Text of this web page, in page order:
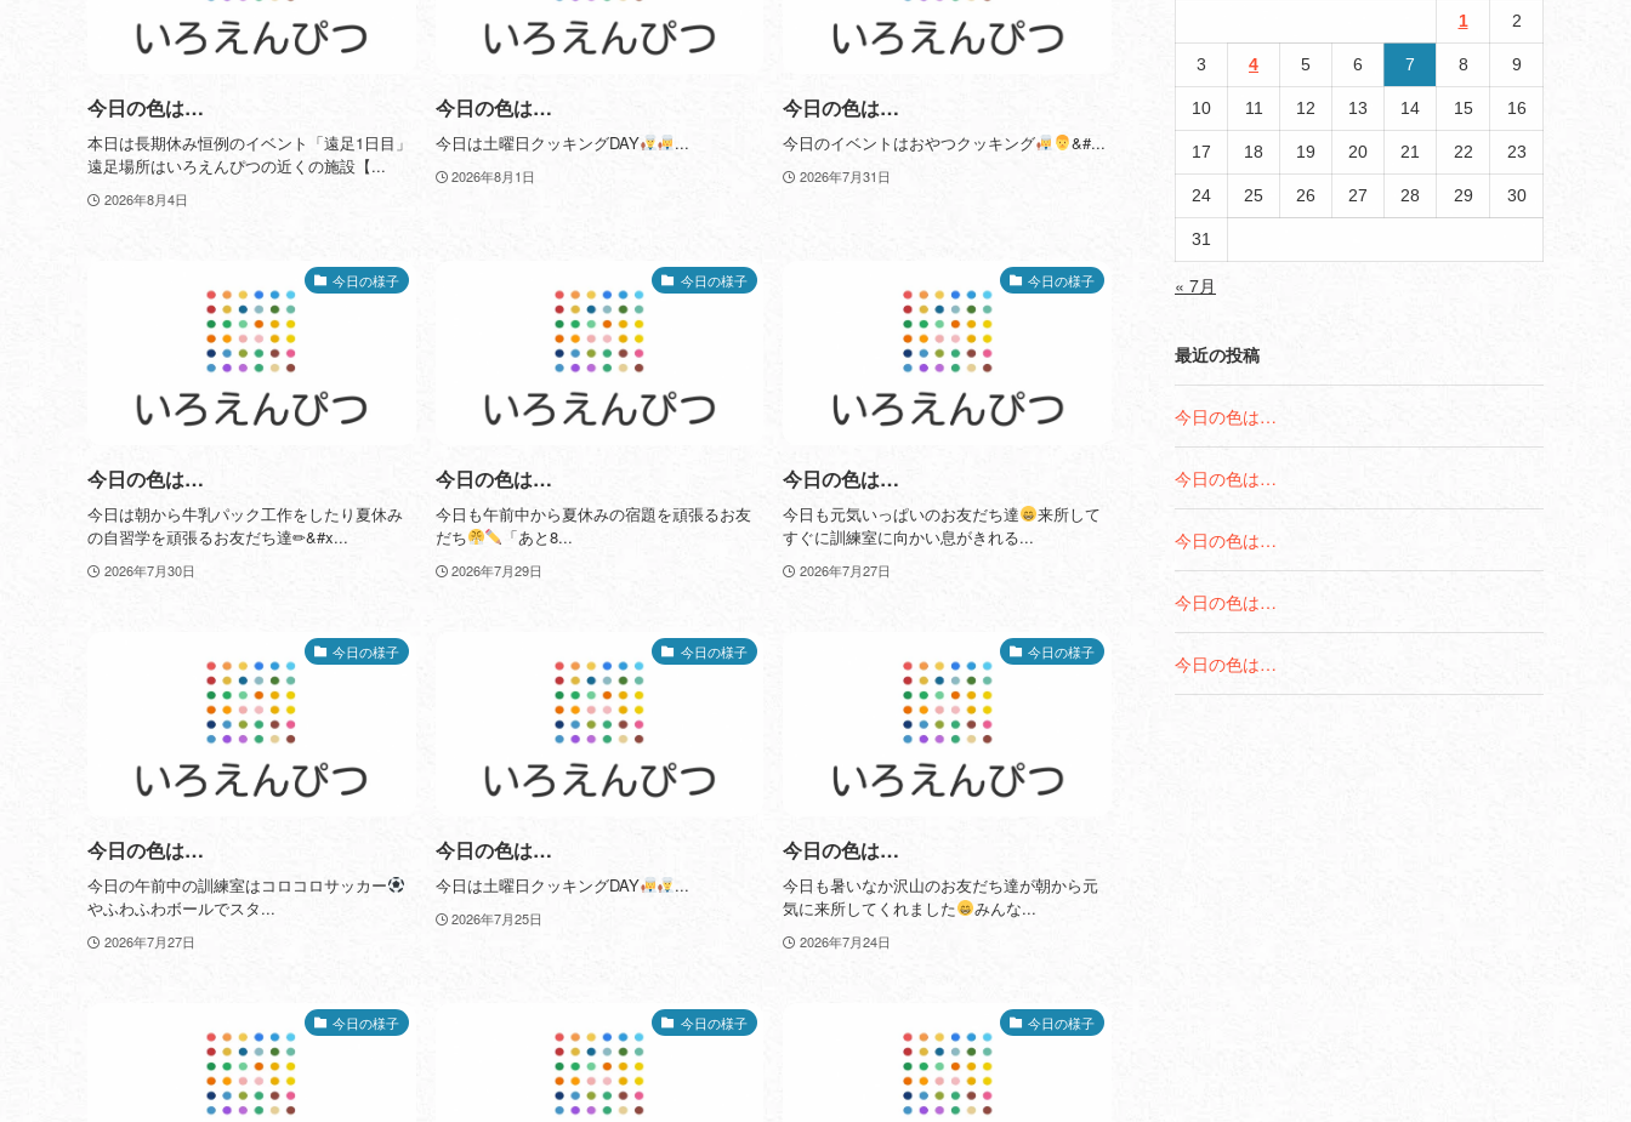
今日の色は…
本日は長期休み恒例のイベント「遠足1日目」
遠足場所はいろえんぴつの近くの施設【...
2026年8月4日
今日の色は…
今日は土曜日クッキングDAY ...
2026年8月1日
今日の色は…
今日のイベントはおやつクッキング ‍&#...
2026年7月31日
今日の様子
今日の色は…
今日は朝から牛乳パック工作をしたり夏休み
の自習学を頑張るお友だち達✏&#x...
2026年7月30日
今日の様子
今日の色は…
今日も午前中から夏休みの宿題を頑張るお友
だち
「あと8...
2026年7月29日
今日の様子
今日の色は…
今日も元気いっぱいのお友だち達
来所して
すぐに訓練室に向かい息がきれる...
2026年7月27日
今日の様子
今日の色は…
今日の午前中の訓練室はコロコロサッカー
やふわふわボールでスタ...
2026年7月27日
今日の様子
今日の色は…
今日は土曜日クッキングDAY ...
2026年7月25日
今日の様子
今日の色は…
今日も暑いなか沢山のお友だち達が朝から元
気に来所してくれました
みんな...
2026年7月24日
今日の様子 今日の様子 今日の様子
1 2
3 4 5 6 7 8 9
10 11 12 13 14 15 16
17 18 19 20 21 22 23
24 25 26 27 28 29 30
31
« 7月
最近の投稿
今日の色は…
今日の色は…
今日の色は…
今日の色は…
今日の色は…